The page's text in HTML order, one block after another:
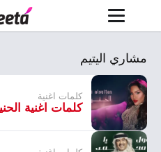
مشاري اليتيم
كلمات اغنية
كلمات اغنية